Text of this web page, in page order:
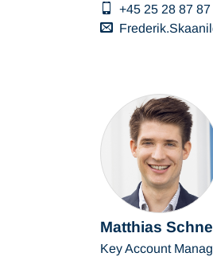
+45 25 28 87 87
Matthias
Key Account